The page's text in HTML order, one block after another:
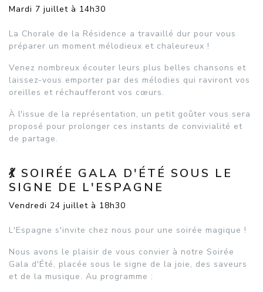
Mardi 7 juillet à 14h30
La Chorale de la Résidence a travaillé dur pour vous
préparer un moment mélodieux et chaleureux !
Venez nombreux écouter leurs plus belles chansons et
laissez-vous emporter par des mélodies qui raviront vos
oreilles et réchaufferont vos cœurs.
À l'issue de la représentation, un petit goûter vous sera
proposé pour prolonger ces instants de convivialité et
de partage.
💃 SOIRÉE GALA D'ÉTÉ SOUS LE
SIGNE DE L'ESPAGNE
Vendredi 24 juillet à 18h30
L'Espagne s'invite chez nous pour une soirée magique !
Nous avons le plaisir de vous convier à notre Soirée
Gala d'Été, placée sous le signe de la joie, des saveurs
et de la musique. Au programme :